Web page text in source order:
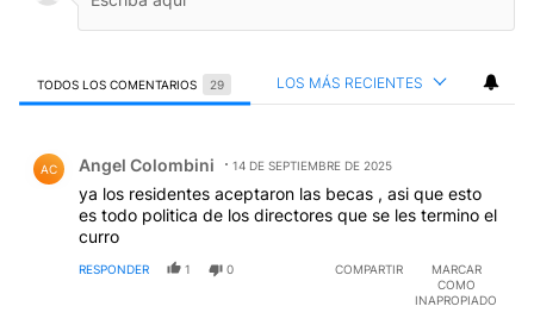
TODOS LOS COMENTARIOS 29 LOS MÁS RECIENTES
AC Angel Colombini 14 DE SEPTIEMBRE DE 2025
ya los residentes aceptaron las becas , asi que esto
es todo politica de los directores que se les termino el
curro
RESPONDER 1 0 COMPARTIR
MARCAR
COMO
INAPROPIADO